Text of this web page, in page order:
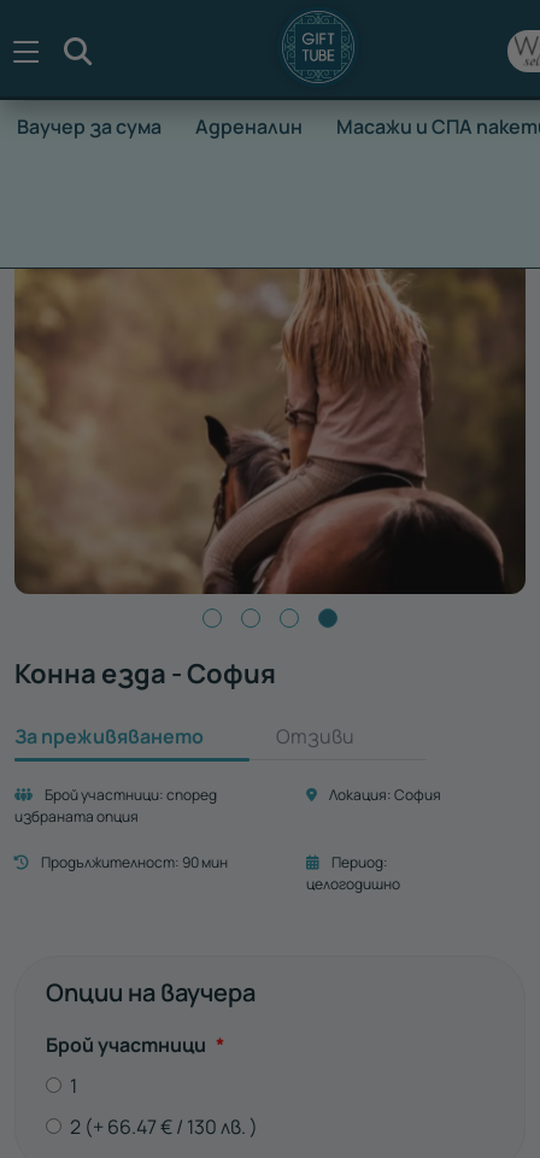
Ваучер за сума Адреналин Масажи и СПА
Конна езда - София
За преживяването Отзиви
Брой участници:според
избраната опция
Локация:София
Продължителност: 90 мин
Период:
целогодишно
Опции на ваучера
Брой участници Задължително
*
1
2
66.47€ 130лв.